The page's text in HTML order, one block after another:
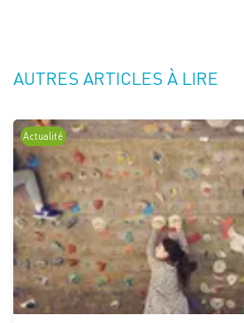
AUTRES ARTICLES À LIRE
Actualité